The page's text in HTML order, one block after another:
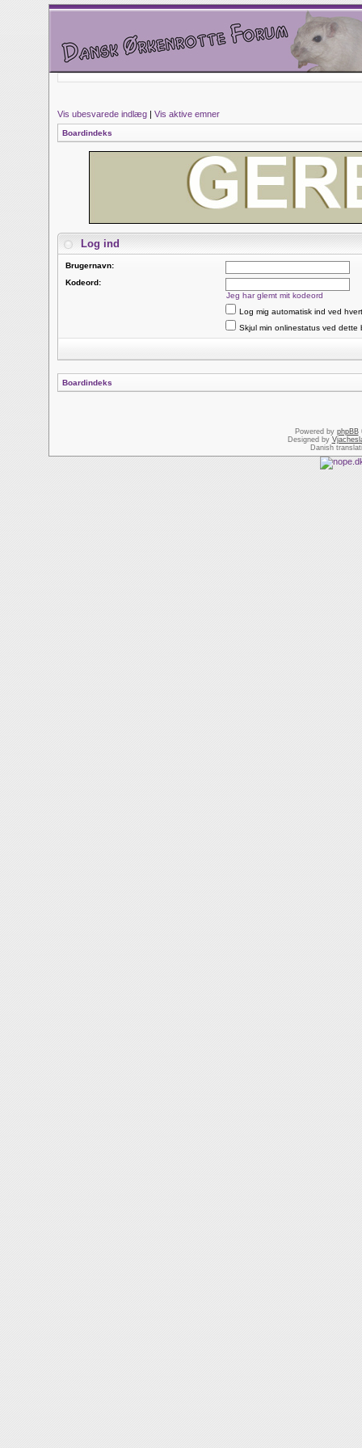
Vis ubesvarede indlæg | Vis aktive emner
Boardindeks
Log ind
Brugernavn:
Kodeord:
Jeg har glemt mit kodeord
Log mig automatisk ind ved
Skjul min onlinestatus ved dette
Boardindeks
Powered by phpBB
Designed by
Danish